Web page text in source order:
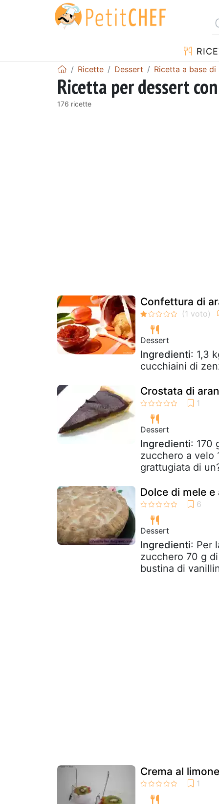
Ricette Dessert Ricetta a base di
Ricetta per dessert
176 ricette
Confettura di
Dessert
Ingredienti: 1,3
cucchiaini di
Crostata di
Dessert
Ingredienti: 170
zucchero a velo
grattugiata di
Dolce di mele
Dessert
Ingredienti: Per
zucchero 70 g
bustina di
Crema al